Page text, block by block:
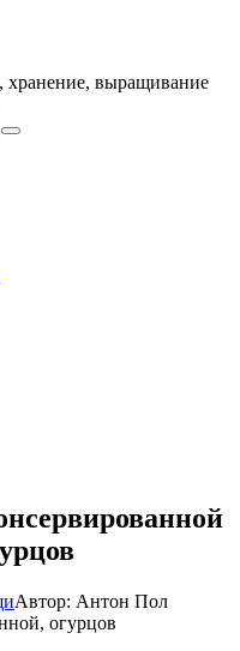
хранение, выращивание
Автор: Антон Пол